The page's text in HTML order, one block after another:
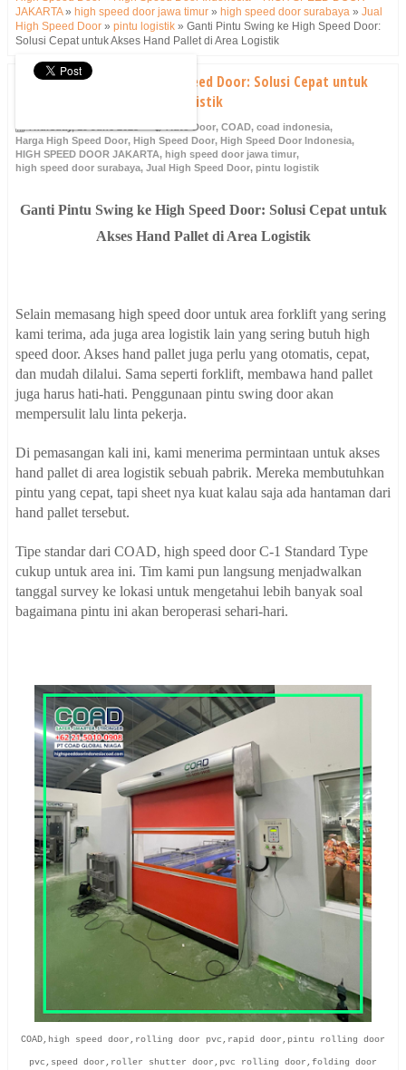
JAKARTA» high speed door jawa timur » high speed door surabaya » Jual
High Speed Door » pintu logistik » Ganti Pintu Swing ke High Speed Door:
Solusi Cepat untuk Akses Hand Pallet di Area Logistik
Ganti Pintu Swing ke High Speed Door: Solusi Cepat untuk
Akses Hand Pallet di Area Logistik
Auto Door, COAD, coad indonesia,
Harga High Speed Door, High Speed Door, High Speed Door Indonesia,
HIGH SPEED DOOR JAKARTA, high speed door jawa timur,
high speed door surabaya, Jual High Speed Door, pintu logistik
Ganti Pintu Swing ke High Speed Door: Solusi Cepat untuk
Akses Hand Pallet di Area Logistik
Selain memasang high speed door untuk area forklift yang sering
kami terima, ada juga area logistik lain yang sering butuh high
speed door. Akses hand pallet juga perlu yang otomatis, cepat,
dan mudah dilalui. Sama seperti forklift, membawa hand pallet
juga harus hati-hati. Penggunaan pintu swing door akan
mempersulit lalu linta pekerja.
Di pemasangan kali ini, kami menerima permintaan untuk akses
hand pallet di area logistik sebuah pabrik. Mereka membutuhkan
pintu yang cepat, tapi sheet nya kuat kalau saja ada hantaman dari
hand pallet tersebut.
Tipe standar dari COAD, high speed door C-1 Standard Type
cukup untuk area ini. Tim kami pun langsung menjadwalkan
tanggal survey ke lokasi untuk mengetahui lebih banyak soal
bagaimana pintu ini akan beroperasi sehari-hari.
COAD,high speed door,rolling door pvc,rapid door,pintu rolling door
pvc,speed door,roller shutter door,pvc rolling door,folding door